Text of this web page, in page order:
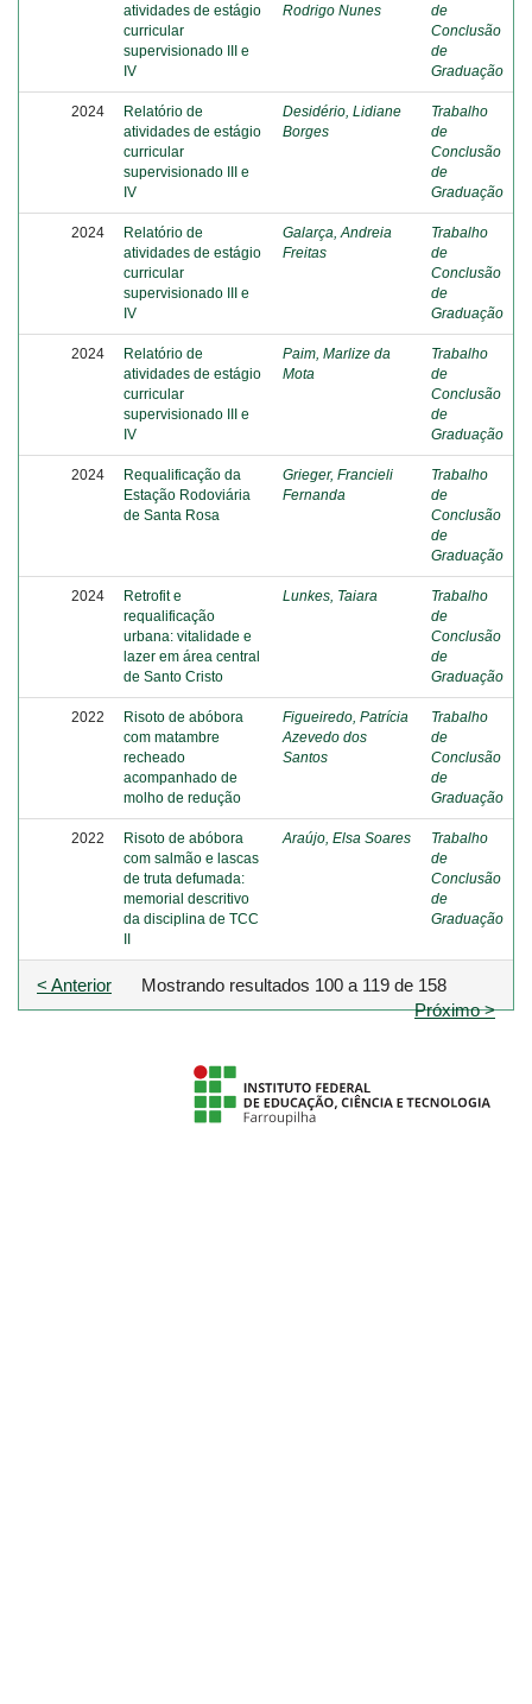
atividades de estágio
curricular
supervisionado III e
IV
Rodrigo Nunes
de
Conclusão
de
Graduação
2024
Relatório de
atividades de estágio
curricular
supervisionado III e
IV
Desidério, Lidiane
Borges
Trabalho
de
Conclusão
de
Graduação
2024
Relatório de
atividades de estágio
curricular
supervisionado III e
IV
Galarça, Andreia
Freitas
Trabalho
de
Conclusão
de
Graduação
2024
Relatório de
atividades de estágio
curricular
supervisionado III e
IV
Paim, Marlize da
Mota
Trabalho
de
Conclusão
de
Graduação
2024
Requalificação da
Estação Rodoviária
de Santa Rosa
Grieger, Francieli
Fernanda
Trabalho
de
Conclusão
de
Graduação
2024
Retrofit e
requalificação
urbana: vitalidade e
lazer em área central
de Santo Cristo
Lunkes, Taiara
Trabalho
de
Conclusão
de
Graduação
2022
Risoto de abóbora
com matambre
recheado
acompanhado de
molho de redução
Figueiredo, Patrícia
Azevedo dos
Santos
Trabalho
de
Conclusão
de
Graduação
2022
Risoto de abóbora
com salmão e lascas
de truta defumada:
memorial descritivo
da disciplina de TCC
II
Araújo, Elsa Soares
Trabalho
de
Conclusão
de
Graduação
Mostrando resultados 100 a 119 de 158
< Anterior
Próximo >